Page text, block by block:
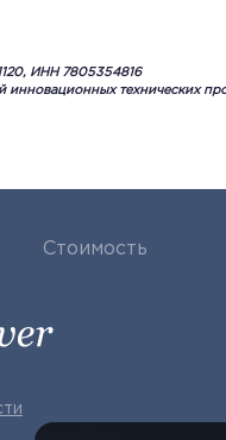
ИНН 7805354816
инновационных технических
Стоимость